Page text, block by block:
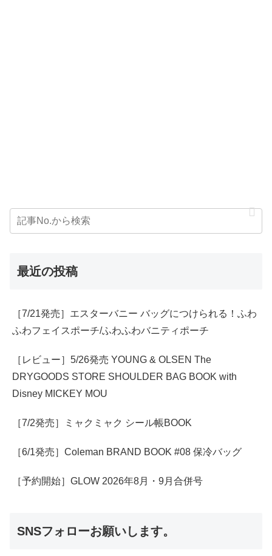
最近の投稿
［7/21発売］エスターバニー バッグにつけられる！ふわ
ふわフェイスポーチ/ふわふわバニティポーチ
［レビュー］5/26発売 YOUNG & OLSEN The
DRYGOODS STORE SHOULDER BAG BOOK with
Disney MICKEY MOU
［7/2発売］ミャクミャク シール帳BOOK
［6/1発売］Coleman BRAND BOOK #08 保冷バッグ
［予約開始］GLOW 2026年8月・9月合併号
SNSフォローお願いします。